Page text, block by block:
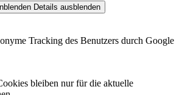
Details ausblenden
Tracking des Benutzers durch Google
bleiben nur für die aktuelle